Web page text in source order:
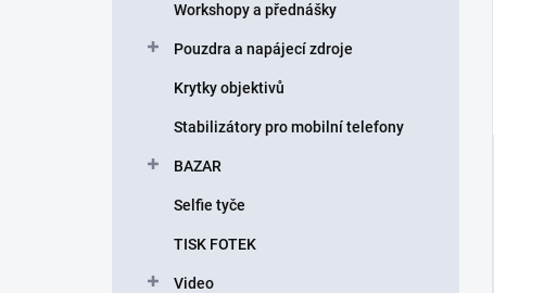
Workshopy a přednášky
Pouzdra a napájecí zdroje
Krytky objektivů
Stabilizátory pro mobilní telefony
BAZAR
Selfie tyče
TISK FOTEK
Video